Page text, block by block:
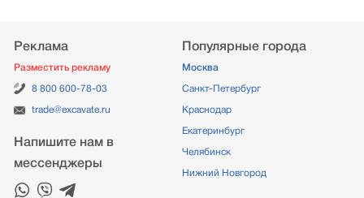
Реклама
Разместить рекламу
8 800 600-78-03
trade@excavate.ru
Напишите нам в
мессенджеры
Популярные города
Москва
Санкт-Петербург
Краснодар
Екатеринбург
Челябинск
Нижний Новгород